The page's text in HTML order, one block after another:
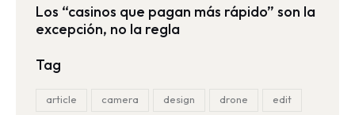
Los “casinos que pagan más rápido” son la
excepción, no la regla
Tag
article camera design drone edit